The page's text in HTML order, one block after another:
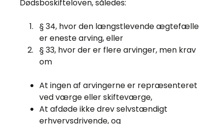
Dødsboskifteloven, således:
§ 34, hvor den længstlevende ægtefælle
er eneste arving, eller
§ 33, hvor der er flere arvinger, men krav
om
At ingen af arvingerne er repræsenteret
ved værge eller skifteværge,
At afdøde ikke drev selvstændigt
erhvervsdrivende, og